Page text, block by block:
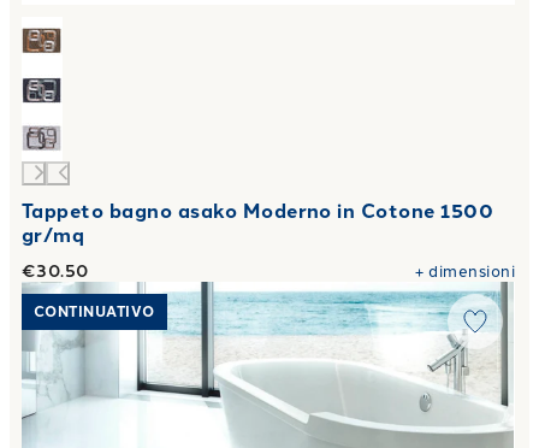
Tappeto bagno asako Moderno in Cotone 1500
gr/mq
€30.50 +dimensioni
Link to "Tappeto bagno brighton Moderno in Cotone 1500
CONTINUATIVO